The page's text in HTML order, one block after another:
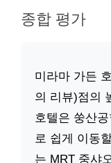
종합 평가
미라마 가든
의 리뷰)점의
호텔은 쑹산
로 쉽게 이동
는 MRT 중샤